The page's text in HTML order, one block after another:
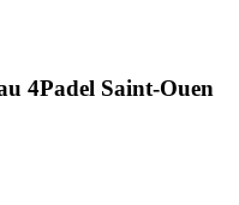
4Padel Saint-Ouen